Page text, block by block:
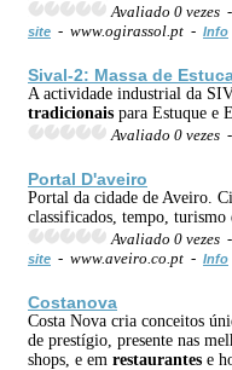
Avaliado 0 vezes -
site - www.ogirassol.pt - Info
Sival-2: Massa de
A actividade industrial da
tradicionais para Estuque e
Avaliado 0 vezes -
Portal D'aveiro
Portal da cidade de Aveiro.
classificados, tempo, turismo
Avaliado 0 vezes -
site - www.aveiro.co.pt - Info
Costanova
Costa Nova cria conceitos
de prestígio, presente nas
shops, e em restaurantes e